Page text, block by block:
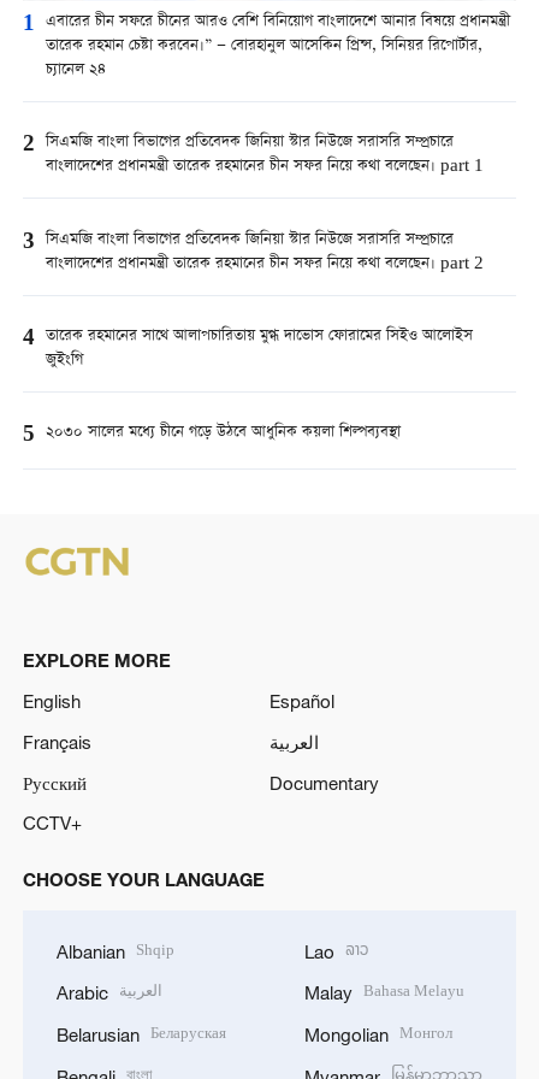
1 এবারের চীন সফরে চীনের আরও বেশি বিনিয়োগ বাংলাদেশে আনার বিষয়ে প্রধানমন্ত্রী
তারেক রহমান চেষ্টা করবেন।” — বোরহানুল আসেকিন প্রিন্স, সিনিয়র রিপোর্টার,
চ্যানেল ২৪
2 সিএমজি বাংলা বিভাগের প্রতিবেদক জিনিয়া স্টার নিউজে সরাসরি সম্প্রচারে
বাংলাদেশের প্রধানমন্ত্রী তারেক রহমানের চীন সফর নিয়ে কথা বলেছেন। part 1
3 সিএমজি বাংলা বিভাগের প্রতিবেদক জিনিয়া স্টার নিউজে সরাসরি সম্প্রচারে
বাংলাদেশের প্রধানমন্ত্রী তারেক রহমানের চীন সফর নিয়ে কথা বলেছেন। part 2
4 তারেক রহমানের সাথে আলাপচারিতায় মুগ্ধ দাভোস ফোরামের সিইও আলোইস
জুইংগি
5 ২০৩০ সালের মধ্যে চীনে গড়ে উঠবে আধুনিক কয়লা শিল্পব্যবস্থা
EXPLORE MORE
English
Español
Français
العربية
Русский
Documentary
CCTV+
CHOOSE YOUR LANGUAGE
Albanian Shqip
Arabic العربية
Belarusian Беларуская
Lao ລາວ
Malay Bahasa Melayu
Mongolian Монгол